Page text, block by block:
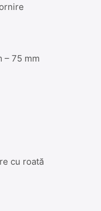
– 75 mm
cu roată